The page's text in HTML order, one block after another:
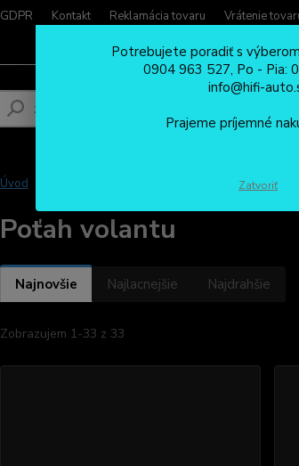
GDPR Kontakt Reklamácia tovaru Vrátenie
Úvod Autopoťahy,
Poťah volantu
Najnovšie Najlacnejšie Najdrahšie
Zobrazujem 1-33 z 33
Potrebujete poradiť s
0904 963 527, Po - Pia:
info@hifi-
Prajeme príjemné
Zatvoriť